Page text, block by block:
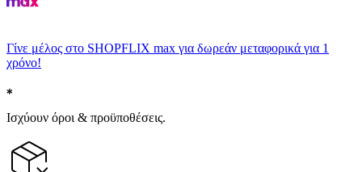
Γίνε μέλος στο SHOPFLIX max για δωρεάν μεταφορικά για 1
χρόνο!
Ισχύουν όροι & προϋποθέσεις.